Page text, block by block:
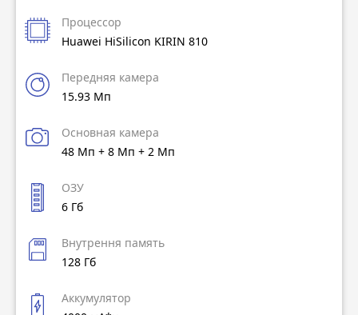
Процессор
Huawei HiSilicon KIRIN 810
Передняя камера
15.93 Мп
Основная камера
48 Мп + 8 Мп + 2 Мп
ОЗУ
6 Гб
Внутрення память
128 Гб
Аккумулятор